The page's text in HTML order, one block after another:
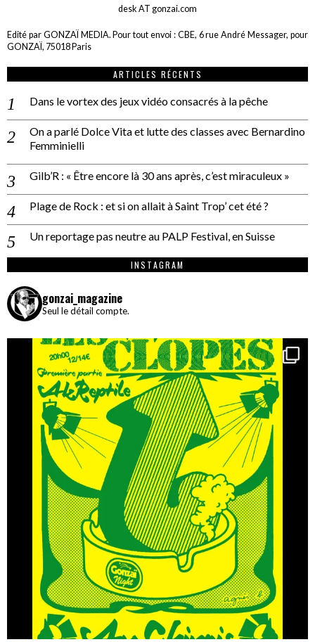
desk AT gonzai.com
Edité par GONZAÏ MEDIA. Pour tout envoi : CBE, 6 rue André Messager, pour
GONZAÏ, 75018 Paris
ARTICLES RÉCENTS
Dans le vortex des jeux vidéo consacrés à la pêche
On a parlé Dolce Vita et lutte des classes avec Bernardino
Femminielli
Gilb’R : « Être encore là 30 ans après, c’est miraculeux »
Plage de Rock : et si on allait à Saint Trop’ cet été ?
Un reportage pas neutre au PALP Festival, en Suisse
INSTAGRAM
gonzai_magazine
Seul le détail compte.